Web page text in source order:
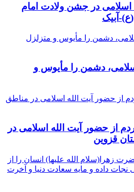
اسلامی در جشن ولادت امام
آبیک
دشمن را مأیوس و
از حضور آیت الله اسلامی در
قزوین